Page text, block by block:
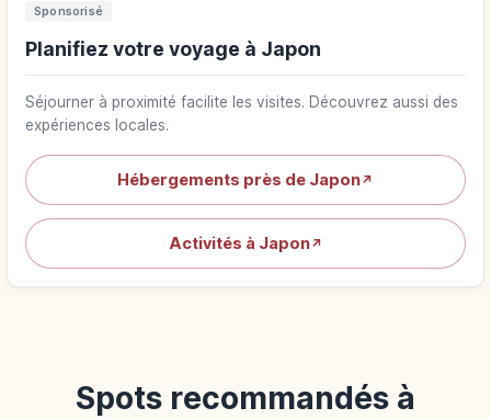
Sponsorisé
Planifiez votre voyage à Japon
Séjourner à proximité facilite les visites. Découvrez aussi des
expériences locales.
Hébergements près de Japon↗
Activités à Japon↗
Spots recommandés à